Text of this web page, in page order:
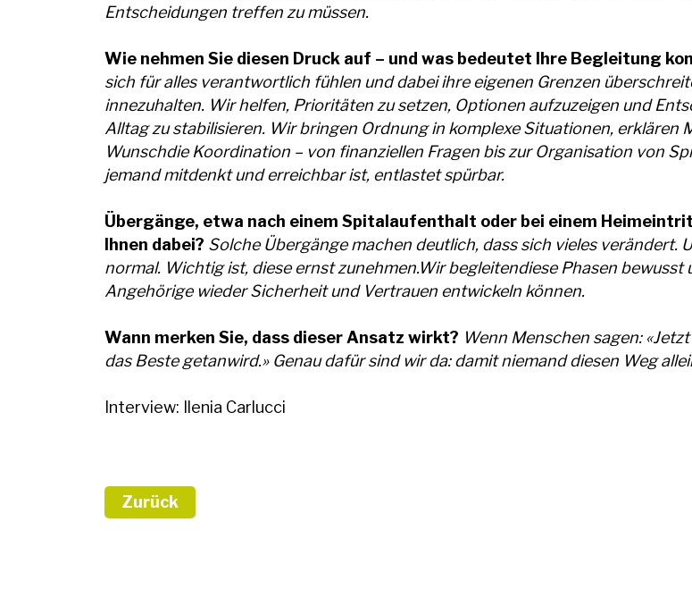
Entscheidungen treffen zu müssen.
Wie nehmen Sie diesen Druck auf – und was bedeutet Ihre Begleitung
sich für alles verantwortlich fühlen und dabei ihre eigenen Grenzen
innezuhalten. Wir helfen, Prioritäten zu setzen, Optionen aufzuzeigen und
Alltag zu stabilisieren. Wir bringen Ordnung in komplexe Situationen,
Wunschdie Koordination – von finanziellen Fragen bis zur Organisation von
jemand mitdenkt und erreichbar ist, entlastet spürbar.
Übergänge, etwa nach einem Spitalaufenthalt oder bei einem
Ihnen dabei? Solche Übergänge machen deutlich, dass sich vieles verändert.
normal. Wichtig ist, diese ernst zunehmen.Wir begleitendiese Phasen
Angehörige wieder Sicherheit und Vertrauen entwickeln können.
Wann merken Sie, dass dieser Ansatz wirkt? Wenn Menschen sagen:
das Beste getanwird.» Genau dafür sind wir da: damit niemand diesen Weg
Interview: Ilenia Carlucci
Zurück